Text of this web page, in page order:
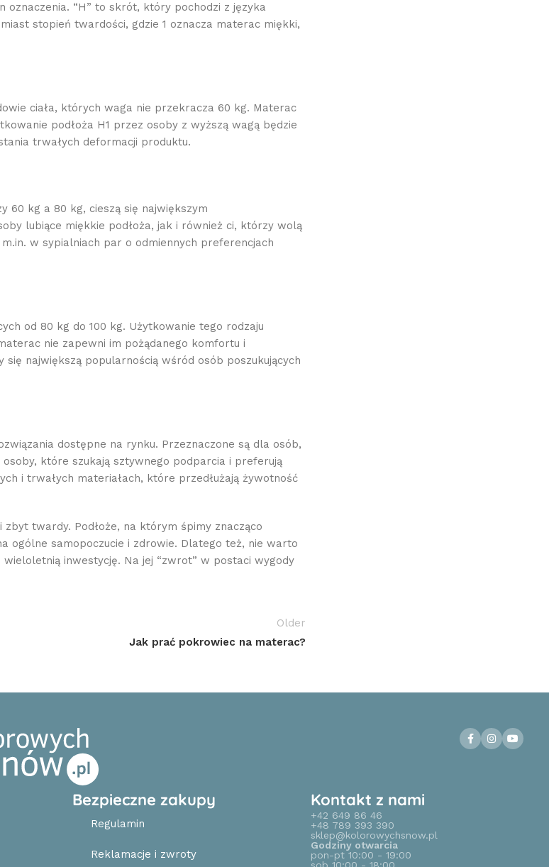
oznaczenia. “H” to skrót, który pochodzi z języka
stopień twardości, gdzie 1 oznacza materac miękki,
ciała, których waga nie przekracza 60 kg. Materac
podłoża H1 przez osoby z wyższą wagą będzie
trwałych deformacji produktu.
60 kg a 80 kg, cieszą się największym
lubiące miękkie podłoża, jak i również ci, którzy wolą
w sypialniach par o odmiennych preferencjach
od 80 kg do 100 kg. Użytkowanie tego rodzaju
nie zapewni im pożądanego komfortu i
największą popularnością wśród osób poszukujących
dostępne na rynku. Przeznaczone są dla osób,
które szukają sztywnego podparcia i preferują
i trwałych materiałach, które przedłużają żywotność
twardy. Podłoże, na którym śpimy znacząco
ogólne samopoczucie i zdrowie. Dlatego też, nie warto
inwestycję. Na jej “zwrot” w postaci wygody
Older
Jak prać pokrowiec na materac?
Bezpieczne zakupy
Regulamin
Reklamacje i zwroty
Kontakt z nami
+42 649 86 46
+48 789 393 390
sklep@kolorowychsnow.pl
Godziny otwarcia
pon-pt 10:00 - 19:00